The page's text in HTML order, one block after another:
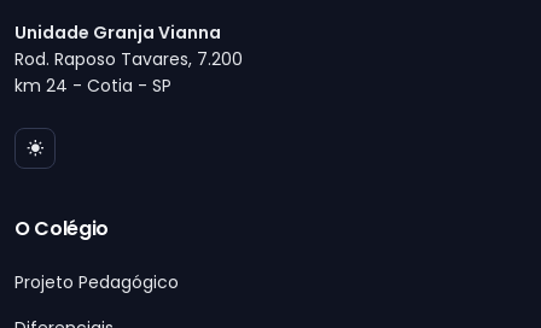
Unidade Granja Vianna
Rod. Raposo Tavares, 7.200
km 24 - Cotia - SP
O Colégio
Projeto Pedagógico